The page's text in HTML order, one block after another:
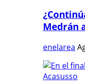
Medrán
enelarea